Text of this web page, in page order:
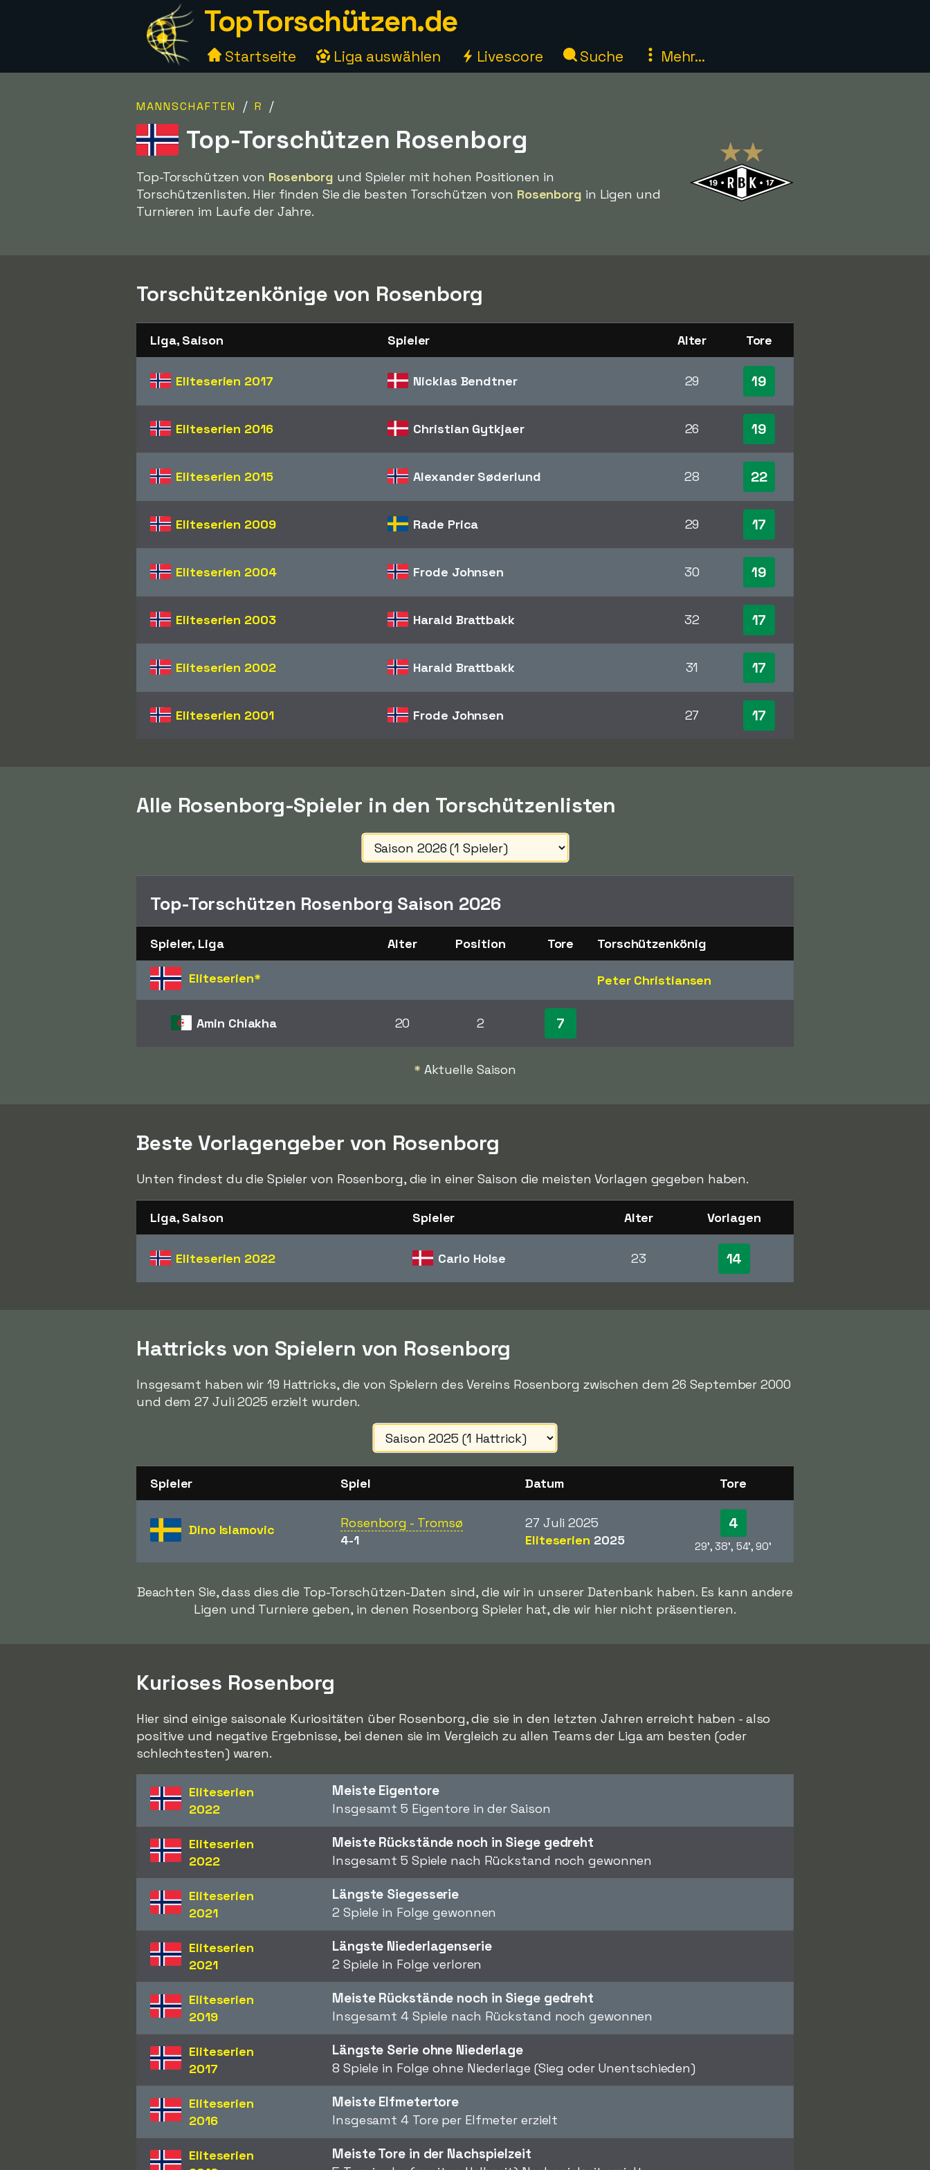
TopTorschützen.de
Startseite Liga auswählen Livescore Suche Mehr...
MANNSCHAFTEN / R /
Top-Torschützen Rosenborg
Top-Torschützen von Rosenborg und Spieler mit hohen Positionen in
Torschützenlisten. Hier finden Sie die besten Torschützen von Rosenborg in Ligen und
Turnieren im Laufe der Jahre.
Torschützenkönige von Rosenborg
Liga, Saison Spieler Alter Tore
Eliteserien 2017 Nicklas Bendtner 29 19
Eliteserien 2016 Christian Gytkjaer 26 19
Eliteserien 2015 Alexander Søderlund 28 22
Eliteserien 2009 Rade Prica 29 17
Eliteserien 2004 Frode Johnsen 30 19
Eliteserien 2003 Harald Brattbakk 32 17
Eliteserien 2002 Harald Brattbakk 31 17
Eliteserien 2001 Frode Johnsen 27 17
Alle Rosenborg-Spieler in den Torschützenlisten
Top-Torschützen Rosenborg Saison 2026
Spieler, Liga Alter Position Tore Torschützenkönig
Eliteserien* Peter Christiansen
Amin Chiakha 20 2 7
* Aktuelle Saison
Beste Vorlagengeber von Rosenborg
Unten findest du die Spieler von Rosenborg, die in einer Saison die meisten Vorlagen gegeben haben.
Liga, Saison Spieler Alter Vorlagen
Eliteserien 2022 Carlo Holse 23 14
Hattricks von Spielern von Rosenborg
Insgesamt haben wir 19 Hattricks, die von Spielern des Vereins Rosenborg zwischen dem 26 September 2000
und dem 27 Juli 2025 erzielt wurden.
Spieler Spiel Datum Tore
Dino Islamovic
Rosenborg - Tromsø
4-1
27 Juli 2025
Eliteserien 2025
4
29', 38', 54', 90'
Beachten Sie, dass dies die Top-Torschützen-Daten sind, die wir in unserer Datenbank haben. Es kann andere
Ligen und Turniere geben, in denen Rosenborg Spieler hat, die wir hier nicht präsentieren.
Kurioses Rosenborg
Hier sind einige saisonale Kuriositäten über Rosenborg, die sie in den letzten Jahren erreicht haben - also
positive und negative Ergebnisse, bei denen sie im Vergleich zu allen Teams der Liga am besten (oder
schlechtesten) waren.
Eliteserien
2022
Meiste Eigentore
Insgesamt 5 Eigentore in der Saison
Eliteserien
2022
Meiste Rückstände noch in Siege gedreht
Insgesamt 5 Spiele nach Rückstand noch gewonnen
Eliteserien
2021
Längste Siegesserie
2 Spiele in Folge gewonnen
Eliteserien
2021
Längste Niederlagenserie
2 Spiele in Folge verloren
Eliteserien
2019
Meiste Rückstände noch in Siege gedreht
Insgesamt 4 Spiele nach Rückstand noch gewonnen
Eliteserien
2017
Längste Serie ohne Niederlage
8 Spiele in Folge ohne Niederlage (Sieg oder Unentschieden)
Eliteserien
2016
Meiste Elfmetertore
Insgesamt 4 Tore per Elfmeter erzielt
Eliteserien
Meiste Tore in der Nachspielzeit